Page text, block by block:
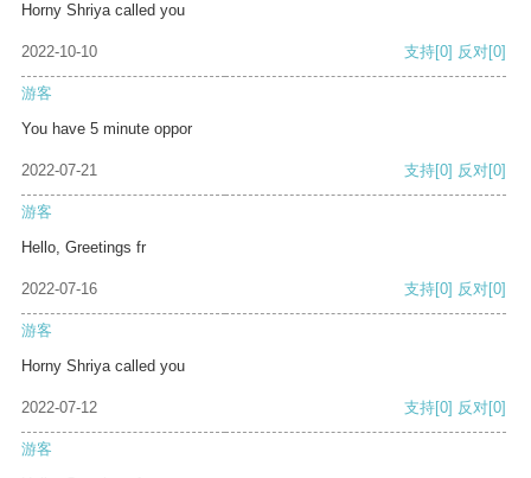
Horny Shriya called you
2022-10-10 支持[0] 反对[0]
游客
You have 5 minute oppor
2022-07-21 支持[0] 反对[0]
游客
Hello, Greetings fr
2022-07-16 支持[0] 反对[0]
游客
Horny Shriya called you
2022-07-12 支持[0] 反对[0]
游客